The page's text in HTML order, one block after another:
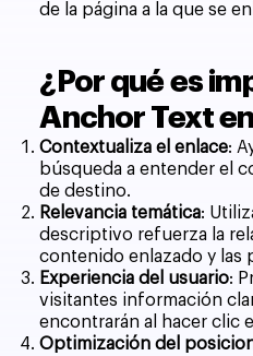
de la página a la que se
¿Por qué es
Anchor Text
Contextualiza el enlace:
búsqueda a entender el
de destino.
Relevancia temática:
descriptivo refuerza la
contenido enlazado y las
Experiencia del usuario:
visitantes información
encontrarán al hacer clic
Optimización del